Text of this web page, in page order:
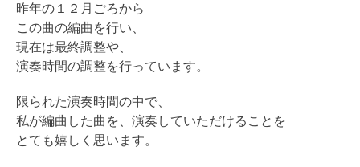
昨年の１２月ごろから
この曲の編曲を行い、
現在は最終調整や、
演奏時間の調整を行っています。
限られた演奏時間の中で、
私が編曲した曲を、演奏していただけることを
とても嬉しく思います。